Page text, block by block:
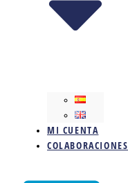
MI CUENTA
COLABORACIONES